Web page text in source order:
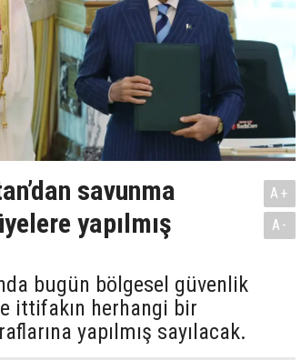
savunma
yapılmış
bugün bölgesel güvenlik
ittifakın herhangi bir
yapılmış sayılacak.
A+
A-